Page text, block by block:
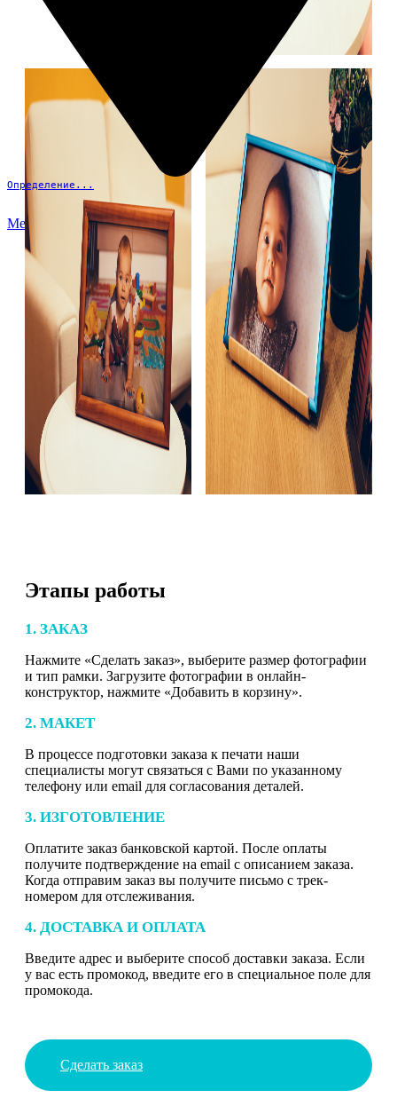
Определение...
Меню
Этапы работы
1. ЗАКАЗ
Нажмите «Сделать заказ», выберите размер фотографии
и тип рамки. Загрузите фотографии в онлайн-
конструктор, нажмите «Добавить в корзину».
2. МАКЕТ
В процессе подготовки заказа к печати наши
специалисты могут связаться с Вами по указанному
телефону или email для согласования деталей.
3. ИЗГОТОВЛЕНИЕ
Оплатите заказ банковской картой. После оплаты
получите подтверждение на email с описанием заказа.
Когда отправим заказ вы получите письмо с трек-
номером для отслеживания.
4. ДОСТАВКА И ОПЛАТА
Введите адрес и выберите способ доставки заказа. Если
у вас есть промокод, введите его в специальное поле для
промокода.
Сделать заказ